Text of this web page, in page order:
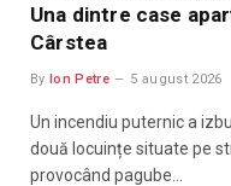
Una dintre case
Cârstea
By Ion Petre 5 august 2026
Un incendiu puternic a
două locuințe situate pe
provocând pagube…